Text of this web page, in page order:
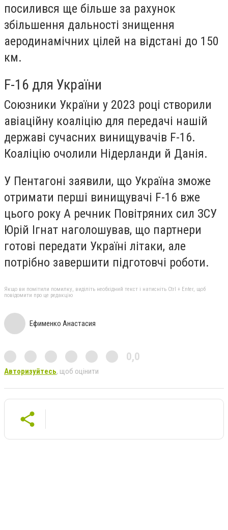
посилився ще більше за рахунок
збільшення дальності знищення
аеродинамічних цілей на відстані до 150
км.
F-16 для України
Союзники України у 2023 році створили
авіаційну коаліцію для передачі нашій
державі сучасних винищувачів F-16.
Коаліцію очолили Нідерланди й Данія.
У Пентагоні заявили, що Україна зможе
отримати перші винищувачі F-16 вже
цього року А речник Повітряних сил ЗСУ
Юрій Ігнат наголошував, що партнери
готові передати Україні літаки, але
потрібно завершити підготовчі роботи.
Якщо ви помітили помилку, виділіть необхідний текст і натисніть Ctrl + Enter, щоб
повідомити про це редакцію
Ефименко Анастасия
0,0
Авторизуйтесь, щоб оцінити